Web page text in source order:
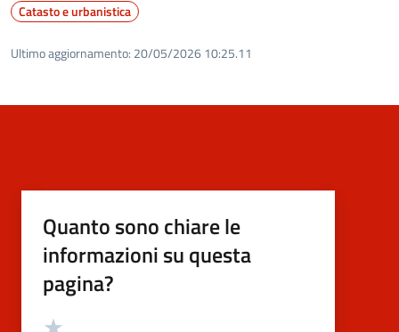
Catasto e urbanistica
Ultimo aggiornamento: 20/05/2026 10:25.11
Quanto sono chiare le
informazioni su questa
pagina?
Valutazione